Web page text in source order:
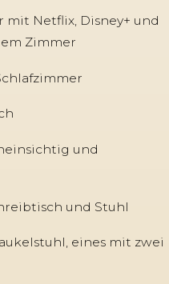
Netflix, Disney+ und
Zimmer
und
und Stuhl
eines mit zwei